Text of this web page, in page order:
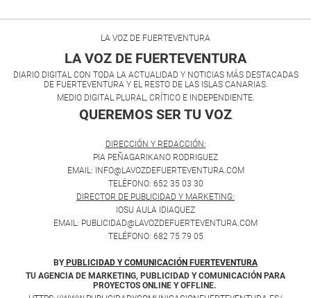
LA VOZ DE FUERTEVENTURA
LA VOZ DE FUERTEVENTURA
DIARIO DIGITAL CON TODA LA ACTUALIDAD Y NOTICIAS MÁS DESTACADAS
DE FUERTEVENTURA Y EL RESTO DE LAS ISLAS CANARIAS.
MEDIO DIGITAL PLURAL, CRÍTICO E INDEPENDIENTE.
QUEREMOS SER TU VOZ.
DIRECCIÓN Y REDACCIÓN:
PIA PEÑAGARIKANO RODRIGUEZ
EMAIL: INFO@LAVOZDEFUERTEVENTURA.COM
TELÉFONO: 652 35 03 30
DIRECTOR DE PUBLICIDAD Y MARKETING:
IOSU AULA IDIAQUEZ
EMAIL: PUBLICIDAD@LAVOZDEFUERTEVENTURA.COM
TELÉFONO: 682 75 79 05
BY PUBLICIDAD Y COMUNICACIÓN FUERTEVENTURA
TU AGENCIA DE MARKETING, PUBLICIDAD Y COMUNICACIÓN PARA
PROYECTOS ONLINE Y OFFLINE.